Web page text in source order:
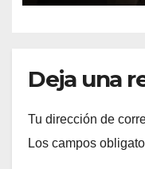
Deja una
Tu dirección de
Los campos